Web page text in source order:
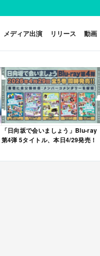
メディア出演 リリース 動画
「日向坂で会いましょう」Blu-ray
第4弾 5タイトル、本日4/29発売！